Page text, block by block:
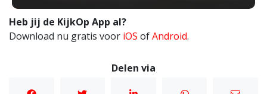
Heb jij de KijkOp App al?
Download nu gratis voor iOS ofAndroid.
Delen via